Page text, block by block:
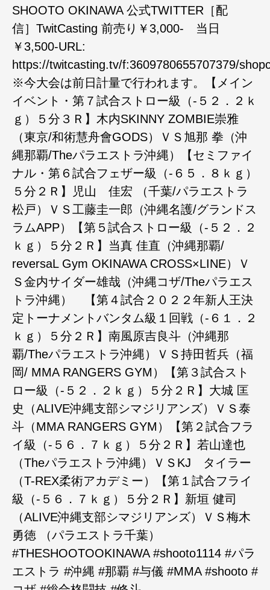
SHOOTO OKINAWA 公式TWITTER［配
信］TwitCasting 前売り￥3,000- 当日
￥3,500-URL:
https://twitcasting.tv/f:3609780655707379/
※今大会は前日計量で行われます。【メイン
イベント・第７試合ストロー級（-５２．２ｋ
ｇ）５分３Ｒ】木内SKINNY ZOMBIE崇雅
（東京/和術慧舟會GODS）ＶＳ旭那 拳（沖
縄那覇/Theパラエストラ沖縄）【セミファイ
ナル・第６試合フェザー級（-６５．８ｋｇ）
５分２Ｒ】児山 佳宏 （千葉/パラエストラ
松戸）ＶＳ工藤圭一郎（沖縄名護/グランドス
ラムAPP）【第５試合ストロー級（-５２．２
ｋｇ）５分２Ｒ】当真 佳直（沖縄那覇/
reversaL Gym OKINAWA CROSS×LINE）Ｖ
Ｓ金内サイダー雄哉（沖縄コザ/Theパラエス
トラ沖縄） 【第４試合２０２２年新人王決
定トーナメントバンタム級１回戦（-６１．２
ｋｇ）５分２Ｒ】南風原吉良斗（沖縄那
覇/Theパラエストラ沖縄）ＶＳ持田哲兵（福
岡/ MMA RANGERS GYM）【第３試合スト
ロー級（-５２．２ｋｇ）５分２Ｒ】大城 匡
史（ALIVE沖縄支部シマジリアンズ）ＶＳ泰
斗（MMA RANGERS GYM）【第２試合フラ
イ級（-５６．７ｋｇ）５分２Ｒ】若山達也
（Theパラエストラ沖縄）ＶＳKJ タイラー
（T-REX柔術アカデミー）【第１試合フライ
級（-５６．７ｋｇ）５分２Ｒ】新垣 健司
（ALIVE沖縄支部シマジリアンズ）ＶＳ梅木
勇徳 （パラエストラ千葉）
#THESHOOTOOKINAWA #shooto1114 #パラ
エストラ #沖縄 #那覇 #与儀 #MMA #shooto #